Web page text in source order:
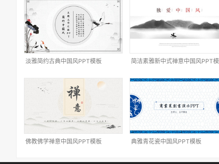
淡雅简约古典中国风PPT模板 简洁素雅新中式禅意中国风PPT
佛教佛学禅意中国风PPT模板 典雅青花瓷中国风PPT模板